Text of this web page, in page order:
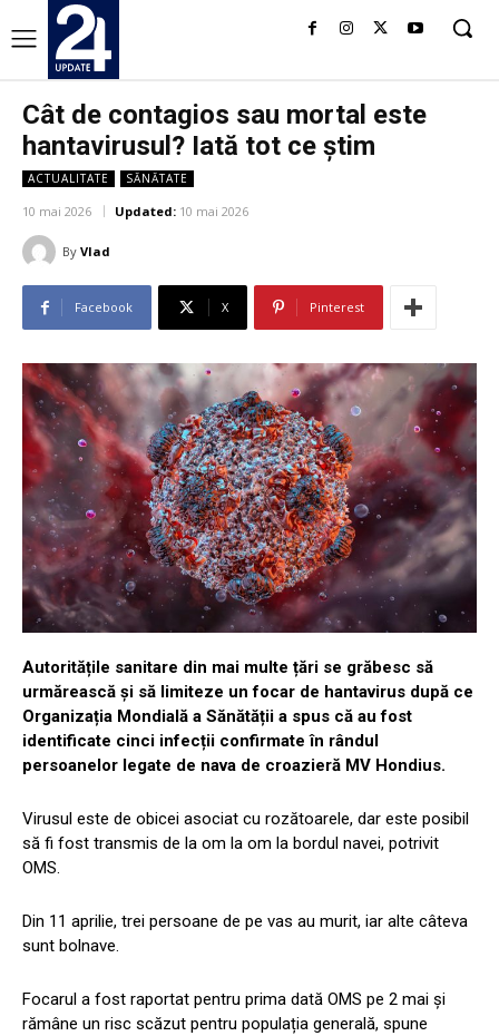
Cât de contagios sau mortal este
hantavirusul? Iată tot ce știm
ACTUALITATE SĂNĂTATE
10 mai 2026 Updated: 10 mai 2026
By Vlad
Facebook X Pinterest
Autoritățile sanitare din mai multe țări se grăbesc să
urmărească și să limiteze un focar de hantavirus după ce
Organizația Mondială a Sănătății a spus că au fost
identificate cinci infecții confirmate în rândul
persoanelor legate de nava de croazieră MV Hondius.
Virusul este de obicei asociat cu rozătoarele, dar este posibil
să fi fost transmis de la om la om la bordul navei, potrivit
OMS.
Din 11 aprilie, trei persoane de pe vas au murit, iar alte câteva
sunt bolnave.
Focarul a fost raportat pentru prima dată OMS pe 2 mai și
rămâne un risc scăzut pentru populația generală, spune